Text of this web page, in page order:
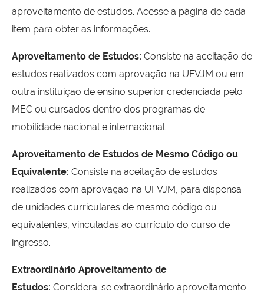
aproveitamento de estudos. Acesse a página de cada
item para obter as informações.
Aproveitamento de Estudos: Consiste na aceitação de
estudos realizados com aprovação na UFVJM ou em
outra instituição de ensino superior credenciada pelo
MEC ou cursados dentro dos programas de
mobilidade nacional e internacional.
Aproveitamento de Estudos de Mesmo Código ou
Equivalente: Consiste na aceitação de estudos
realizados com aprovação na UFVJM, para dispensa
de unidades curriculares de mesmo código ou
equivalentes, vinculadas ao currículo do curso de
ingresso.
Extraordinário Aproveitamento de
Estudos: Considera-se extraordinário aproveitamento